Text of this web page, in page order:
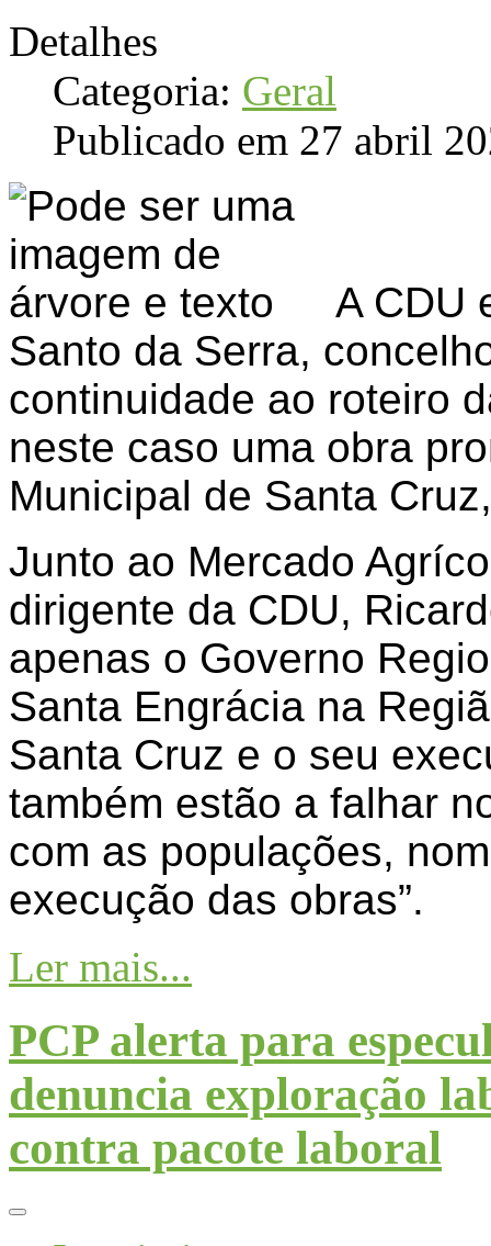
Detalhes
Categoria: Geral
Publicado em 27 abril
A CDU
Santo da Serra,
continuidade ao roteiro
neste caso uma obra
Municipal de Santa
Junto ao Mercado
dirigente da CDU,
apenas o Governo
Santa Engrácia na
Santa Cruz e o seu
também estão a falhar
com as populações,
execução das obras”.
Ler mais...
PCP alerta para
denuncia exploração
contra pacote laboral